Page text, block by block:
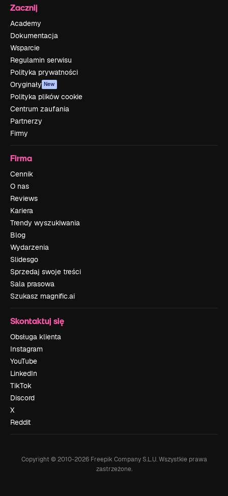
Zacznij
Academy
Dokumentacja
Wsparcie
Regulamin serwisu
Polityka prywatności
Oryginały New
Polityka plików cookie
Centrum zaufania
Partnerzy
Firmy
Firma
Cennik
O nas
Reviews
Kariera
Trendy wyszukiwania
Blog
Wydarzenia
Slidesgo
Sprzedaj swoje treści
Sala prasowa
Szukasz magnific.ai
Skontaktuj się
Obsługa klienta
Instagram
YouTube
LinkedIn
TikTok
Discord
X
Reddit
Copyright © 2010-2026Freepik Company S.L.U. Wszystkie prawa
zastrzeżone.